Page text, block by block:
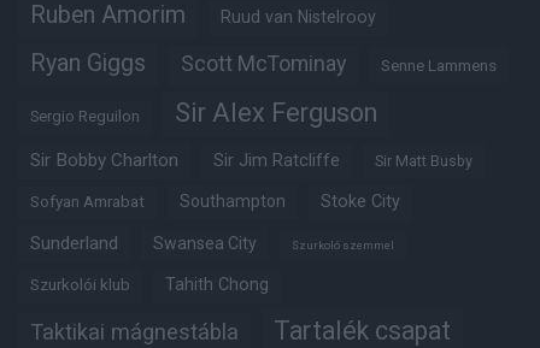
Ruben Amorim Ruud van Nistelrooy
Ryan Giggs Scott McTominay Senne Lammens
Sergio Reguilon Sir Alex Ferguson
Sir Bobby Charlton Sir Jim Ratcliffe Sir Matt Busby
Sofyan Amrabat Southampton Stoke City
Sunderland Swansea City Szurkoló szemmel
Szurkolói klub Tahith Chong
Taktikai mágnestábla Tartalék csapat